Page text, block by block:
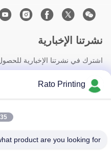
نشرتنا الإخبارية
اشترك في نشرتنا الإخبارية
Rato Printing
PM
product are you looking for?